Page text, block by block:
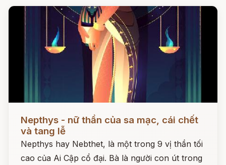
Nepthys - nữ thần của sa mạc, cái chết
và tang lễ
Nepthys hay Nebthet, là một trong 9 vị thần tối
cao của Ai Cập cổ đại. Bà là người con út trong